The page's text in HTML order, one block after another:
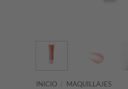
INICIO / MAQUILLAJES